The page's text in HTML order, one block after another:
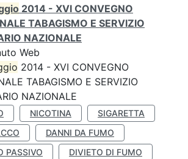
2014 - XVI CONVEGNO
TABAGISMO E SERVIZIO
NAZIONALE
Web
2014 - XVI CONVEGNO
TABAGISMO E SERVIZIO
NAZIONALE
NICOTINA
SIGARETTA
DANNI DA FUMO
PASSIVO
DIVIETO DI FUMO